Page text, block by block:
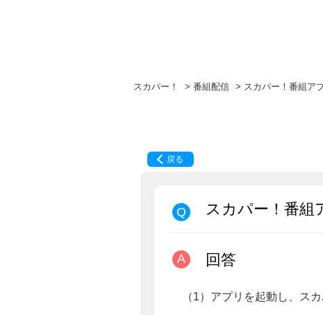
スカパー！ > 番組配信 > スカパー！番組ア
戻る
スカパー！番組
回答
（1）アプリを起動し、ス